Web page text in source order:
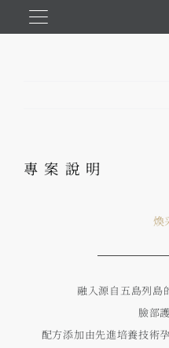
至
專案說明
煥
融入源自五島列島
臉部
配方添加由先進培養技術